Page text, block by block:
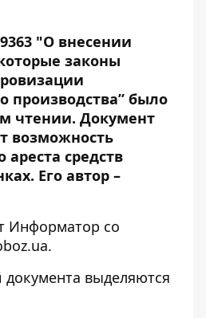
"О внесении
законы
производства” было
чтении. Документ
возможность
ареста средств
Его автор –
Информатор со
.
выделяются